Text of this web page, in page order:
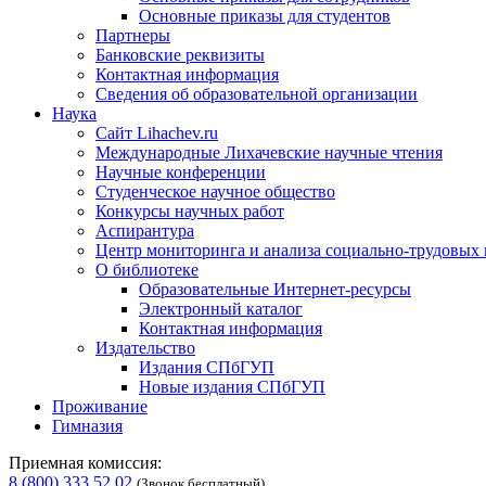
Основные приказы для студентов
Партнеры
Банковские реквизиты
Контактная информация
Сведения об образовательной организации
Наука
Сайт Lihachev.ru
Международные Лихачевские научные чтения
Научные конференции
Студенческое научное общество
Конкурсы научных работ
Аспирантура
Центр мониторинга и анализа социально-трудовых
О библиотеке
Образовательные Интернет-ресурсы
Электронный каталог
Контактная информация
Издательство
Издания СПбГУП
Новые издания СПбГУП
Проживание
Гимназия
Приемная комиссия:
8 (800) 333 52 02